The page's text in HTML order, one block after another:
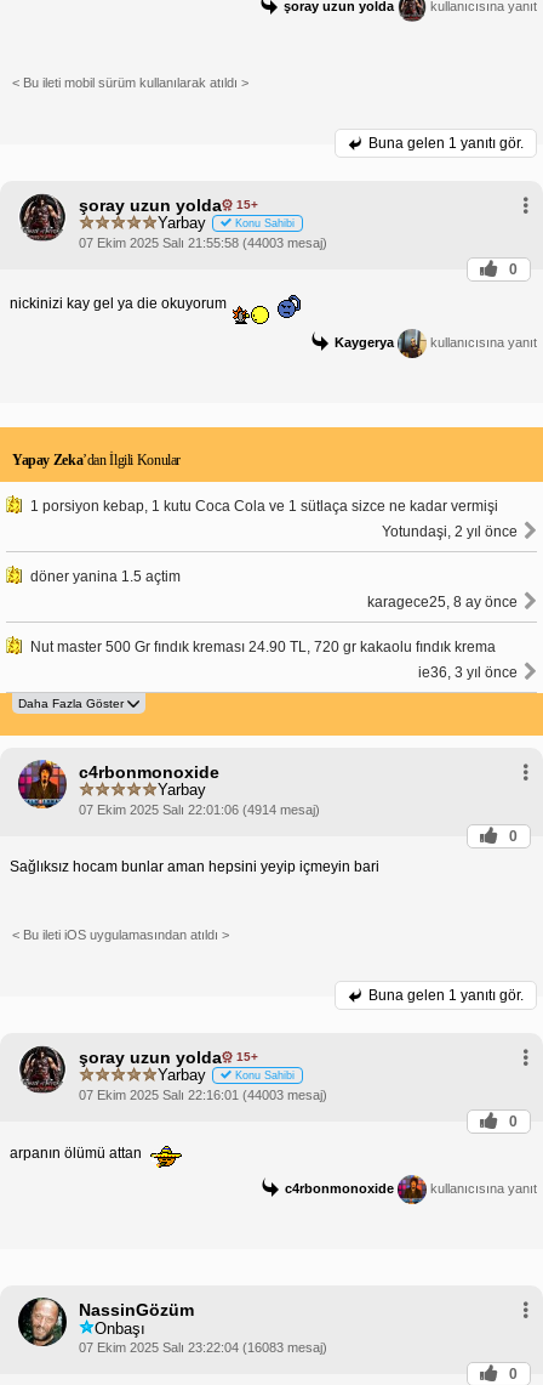
şoray uzun yolda kullanıcısına yanıt
< Bu ileti mobil sürüm kullanılarak atıldı >
Buna gelen 1 yanıtı gör.
şoray uzun yolda 15+
Yarbay Konu Sahibi
07 Ekim 2025 Salı 21:55:58 (44003 mesaj)
0
nickinizi kay gel ya die okuyorum
Kaygerya kullanıcısına yanıt
Yapay Zeka’dan İlgili Konular
1 porsiyon kebap, 1 kutu Coca Cola ve 1 sütlaça sizce ne kadar vermişi
Yotundaşi, 2 yıl önce
döner yanina 1.5 açtim
karagece25, 8 ay önce
Nut master 500 Gr fındık kreması 24.90 TL, 720 gr kakaolu fındık krema
ie36, 3 yıl önce
c4rbonmonoxide
Yarbay
07 Ekim 2025 Salı 22:01:06 (4914 mesaj)
0
Sağlıksız hocam bunlar aman hepsini yeyip içmeyin bari
< Bu ileti iOS uygulamasından atıldı >
Buna gelen 1 yanıtı gör.
şoray uzun yolda 15+
Yarbay Konu Sahibi
07 Ekim 2025 Salı 22:16:01 (44003 mesaj)
0
arpanın ölümü attan
c4rbonmonoxide kullanıcısına yanıt
NassinGözüm
Onbaşı
07 Ekim 2025 Salı 23:22:04 (16083 mesaj)
0